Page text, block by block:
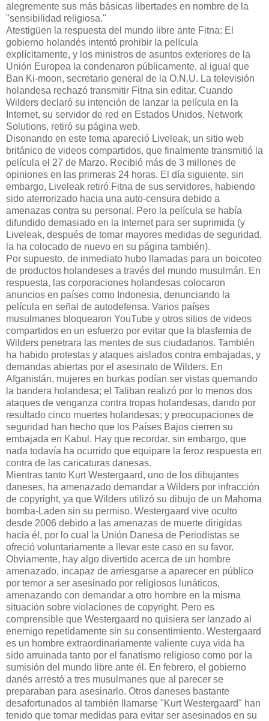
alegremente sus más básicas libertades en nombre de la
"sensibilidad religiosa."
Atestigüen la respuesta del mundo libre ante Fitna: El
gobierno holandés intentó prohibir la película
explícitamente, y los ministros de asuntos exteriores de la
Unión Europea la condenaron públicamente, al igual que
Ban Ki-moon, secretario general de la O.N.U. La televisión
holandesa rechazó transmitir Fitna sin editar. Cuando
Wilders declaró su intención de lanzar la película en la
Internet, su servidor de red en Estados Unidos, Network
Solutions, retiró su página web.
Disonando en este tema apareció Liveleak, un sitio web
británico de videos compartidos, que finalmente transmitió la
película el 27 de Marzo. Recibió más de 3 millones de
opiniones en las primeras 24 horas. El día siguiente, sin
embargo, Liveleak retiró Fitna de sus servidores, habiendo
sido aterrorizado hacia una auto-censura debido a
amenazas contra su personal. Pero la película se había
difundido demasiado en la Internet para ser suprimida (y
Liveleak, después de tomar mayores medidas de seguridad,
la ha colocado de nuevo en su página también).
Por supuesto, de inmediato hubo llamadas para un boicoteo
de productos holandeses a través del mundo musulmán. En
respuesta, las corporaciones holandesas colocaron
anuncios en países como Indonesia, denunciando la
película en señal de autodefensa. Varios países
musulmanes bloquearon YouTube y otros sitios de videos
compartidos en un esfuerzo por evitar que la blasfemia de
Wilders penetrara las mentes de sus ciudadanos. También
ha habido protestas y ataques aislados contra embajadas, y
demandas abiertas por el asesinato de Wilders. En
Afganistán, mujeres en burkas podían ser vistas quemando
la bandera holandesa; el Taliban realizó por lo menos dos
ataques de venganza contra tropas holandesas, dando por
resultado cinco muertes holandesas; y preocupaciones de
seguridad han hecho que los Países Bajos cierren su
embajada en Kabul. Hay que recordar, sin embargo, que
nada todavía ha ocurrido que equipare la feroz respuesta en
contra de las caricaturas danesas.
Mientras tanto Kurt Westergaard, uno de los dibujantes
daneses, ha amenazado demandar a Wilders por infracción
de copyright, ya que Wilders utilizó su dibujo de un Mahoma
bomba-Laden sin su permiso. Westergaard vive oculto
desde 2006 debido a las amenazas de muerte dirigidas
hacia él, por lo cual la Unión Danesa de Periodistas se
ofreció voluntariamente a llevar este caso en su favor.
Obviamente, hay algo divertido acerca de un hombre
amenazado, incapaz de arriesgarse a aparecer en público
por temor a ser asesinado por religiosos lunáticos,
amenazando con demandar a otro hombre en la misma
situación sobre violaciones de copyright. Pero es
comprensible que Westergaard no quisiera ser lanzado al
enemigo repetidamente sin su consentimiento. Westergaard
es un hombre extraordinariamente valiente cuya vida ha
sido arruinada tanto por el fanatismo religioso como por la
sumisión del mundo libre ante él. En febrero, el gobierno
danés arrestó a tres musulmanes que al parecer se
preparaban para asesinarlo. Otros daneses bastante
desafortunados al también llamarse "Kurt Westergaard" han
tenido que tomar medidas para evitar ser asesinados en su